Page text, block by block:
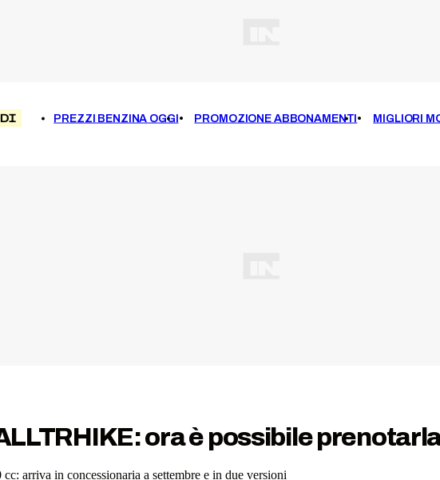
PREZZI BENZINA OGGI PROMOZIONE ABBONAMENTI MIGLIORI
ora è possibile
arriva in concessionaria a settembre e in due versioni